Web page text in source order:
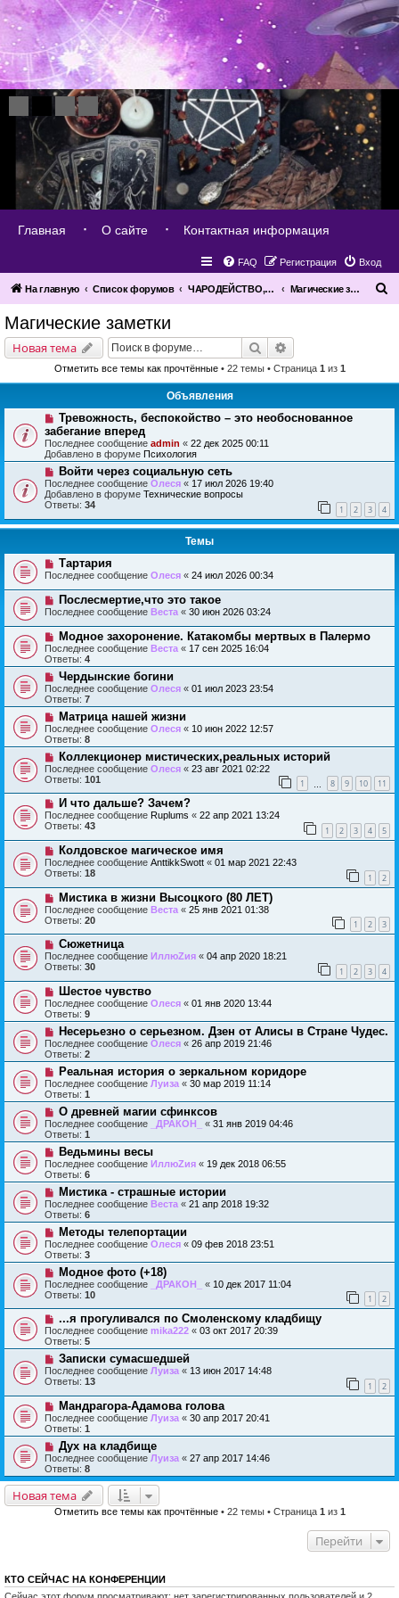
Главная О сайте Контактная информация
Вход
Регистрация
FAQ
На главную Список форумов ЧАРОДЕЙСТВО, МАГИЯ, КОЛДОВСТВО Магические заметки
Магические заметки
Новая тема Поиск
Отметить все темы как прочтённые• 22 темы • Страница 1 из 1
Объявления
Тревожность, беспокойство – это необоснованное
забегание вперед
Последнее сообщение admin « 22 дек 2025 00:11
Добавлено в форуме Психология
Войти через социальную сеть
Последнее сообщение Олеся « 17 июл 2026 19:40
Добавлено в форуме Технические вопросы
Ответы: 34 1 2 3 4
Темы
Тартария
Последнее сообщение Олеся « 24 июл 2026 00:34
Послесмертие,что это такое
Последнее сообщение Веста « 30 июн 2026 03:24
Модное захоронение. Катакомбы мертвых в Палермо
Последнее сообщение Веста « 17 сен 2025 16:04
Ответы: 4
Чердынские богини
Последнее сообщение Олеся « 01 июл 2023 23:54
Ответы: 7
Матрица нашей жизни
Последнее сообщение Олеся « 10 июн 2022 12:57
Ответы: 8
Коллекционер мистических,реальных историй
Последнее сообщение Олеся « 23 авг 2021 02:22
Ответы: 101 1 8 9 10 11
И что дальше? Зачем?
Последнее сообщение Ruplums « 22 апр 2021 13:24
Ответы: 43 1 2 3 4 5
Колдовское магическое имя
Последнее сообщение AnttikkSwott « 01 мар 2021 22:43
Ответы: 18 1 2
Мистика в жизни Высоцкого (80 ЛЕТ)
Последнее сообщение Веста « 25 янв 2021 01:38
Ответы: 20 1 2 3
Сюжетница
Последнее сообщение ИллюZия « 04 апр 2020 18:21
Ответы: 30 1 2 3 4
Шестое чувство
Последнее сообщение Олеся « 01 янв 2020 13:44
Ответы: 9
Несерьезно о серьезном. Дзен от Алисы в Стране Чудес.
Последнее сообщение Олеся « 26 апр 2019 21:46
Ответы: 2
Реальная история о зеркальном коридоре
Последнее сообщение Луиза « 30 мар 2019 11:14
Ответы: 1
О древней магии сфинксов
Последнее сообщение _ДРАКОН_ « 31 янв 2019 04:46
Ответы: 1
Ведьмины весы
Последнее сообщение ИллюZия « 19 дек 2018 06:55
Ответы: 6
Мистика - страшные истории
Последнее сообщение Веста « 21 апр 2018 19:32
Ответы: 6
Методы телепортации
Последнее сообщение Олеся « 09 фев 2018 23:51
Ответы: 3
Модное фото (+18)
Последнее сообщение _ДРАКОН_ « 10 дек 2017 11:04
Ответы: 10 1 2
...я прогуливался по Смоленскому кладбищу
Последнее сообщение mika222 « 03 окт 2017 20:39
Ответы: 5
Записки сумасшедшей
Последнее сообщение Луиза « 13 июн 2017 14:48
Ответы: 13 1 2
Мандрагора-Адамова голова
Последнее сообщение Луиза « 30 апр 2017 20:41
Ответы: 1
Дух на кладбище
Последнее сообщение Луиза « 27 апр 2017 14:46
Ответы: 8
Новая тема
Отметить все темы как прочтённые• 22 темы • Страница 1 из 1
Перейти
КТО СЕЙЧАС НА КОНФЕРЕНЦИИ